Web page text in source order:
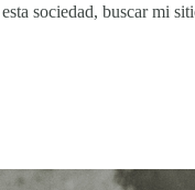
sociedad, buscar mi